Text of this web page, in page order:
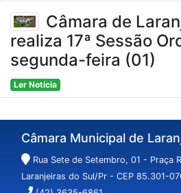
Câmara de
realiza 17ª Sessão
segunda-feira (01)
Ler Notícia
Câmara Municipal de
Rua Sete de Setembro, 01 - Praça
Laranjeiras do Sul/Pr - CEP 85.301-